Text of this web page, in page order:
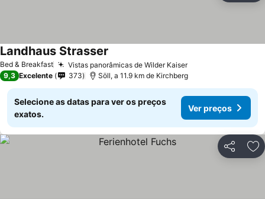
Bed & Breakfast Vistas panorâmicas de Wilder Kaiser
Landhaus Strasser
9,3 Excelente 373 Söll, a 11.9 km de Kirchberg
Selecione as datas para ver os preços
exatos.
Ver preços
Partilhar